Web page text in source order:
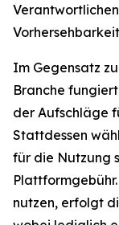
Im Gegensatz
Branche
der Aufschläge
Stattdessen
für die Nutzung
nutzen, erfolgt